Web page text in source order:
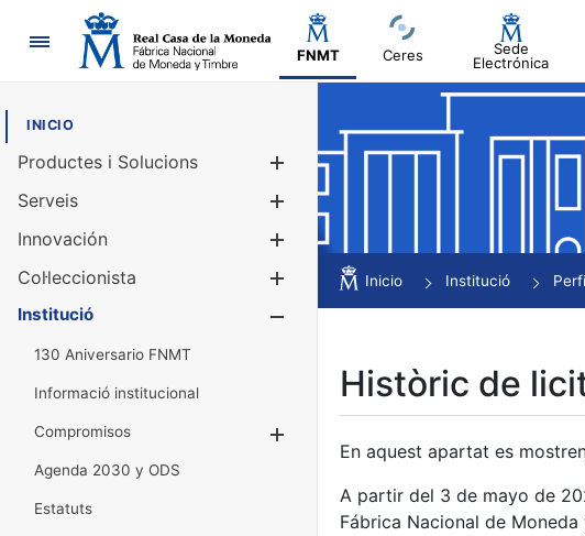
Navegació
FNMT Ceres
Sede
Electrónica
INICIO
Productes i Solucions
Mostra/Amaga
Serveis
Innovación
Col·leccionista
Mostra/Amaga
Institució
130 Aniversario FNMT
Informació institucional
Compromisos
Agenda 2030 y ODS
Estatuts
Inicio Institució
Històric de
En aquest apartat es
A partir del 3 de mayo de
Fábrica Nacional de